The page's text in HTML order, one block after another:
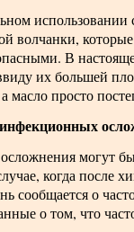
волчанки,
В
их большей
масло просто
могут
когда после
сообщается о
о том, что